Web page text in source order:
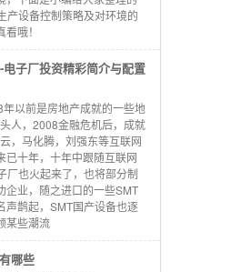
产设备控制策略及对环境的
哦！
子厂投资精彩简介与配置
以前是房地产成就的一些地
人，2008金融危机后，成就
，马化腾，刘强东等互联网
已十年，十年中跟随互联网
厂也火起来了，也将部分制
企业，随之进口的一些SMT
声鹊起，SMT国产设备也逐
某些潮流
哪些